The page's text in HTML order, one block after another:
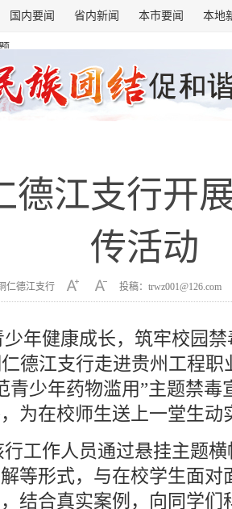
国内要闻 省内新闻 本市要闻 本地
德江支行开
传活动
仁德江支行 投稿：trwz001@126.com
年健康成长，筑牢校园
德江支行走进贵州工程职
青少年药物滥用”主题禁毒
为在校师生送上一堂生动
工作人员通过悬挂主题
等形式，与在校学生面对
结合真实案例，向同学们